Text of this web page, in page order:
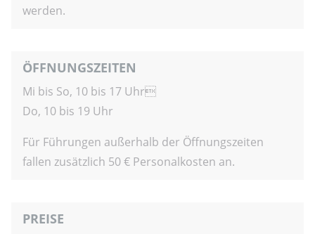
werden.
ÖFFNUNGSZEITEN
Mi bis So, 10 bis 17 Uhr
Do, 10 bis 19 Uhr
Für Führungen außerhalb der Öffnungszeiten
fallen zusätzlich 50 € Personalkosten an.
PREISE